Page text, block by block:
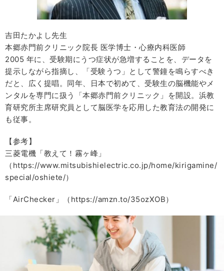
吉田たかよし先生
本郷赤門前クリニック院長 医学博士・心療内科医師
2005 年に、受験期にうつ症状が急増することを、データを
提示しながら指摘し、「受験うつ」として警鐘を鳴らすべき
だと、広く提唱。同年、日本で初めて、受験生の脳機能やメ
ンタルを専門に扱う「本郷赤門前クリニック」を開設。浜教
育研究所主席研究員として脳医学を応用した教育法の開発に
も従事。
【参考】
三菱電機「教えて！霧ヶ峰」
（https://www.mitsubishielectric.co.jp/home/kirigamine/
special/oshiete/）
「AirChecker」（https://amzn.to/35ozXOB）